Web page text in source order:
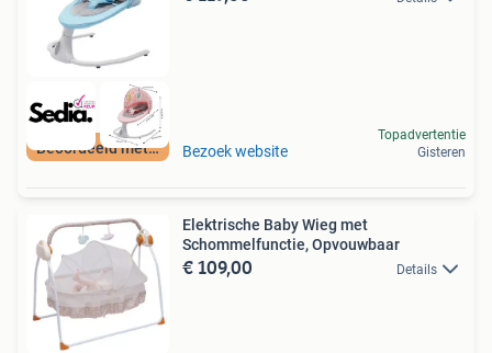
Beoordeeld met 9+ Bezoek website
Topadvertentie
Gisteren
Elektrische Baby Wieg met
Schommelfunctie, Opvouwbaar
€ 109,00 Details